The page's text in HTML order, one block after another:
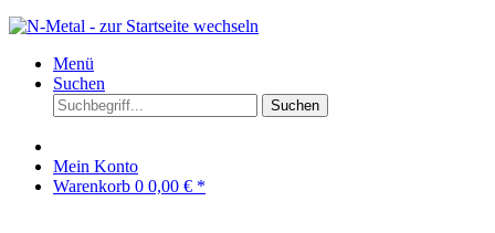
Menü
Suchen
Suchen
Mein Konto
Warenkorb 0 0,00 € *